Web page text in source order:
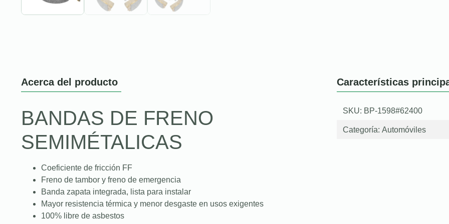
Acerca del producto
BANDAS DE FRENO
SEMIMÉTALICAS
Coeficiente de fricción FF
Freno de tambor y freno de emergencia
Banda zapata integrada, lista para instalar
Mayor resistencia térmica y menor desgaste en usos exigentes
100% libre de asbestos
Características
SKU: BP-1598#62400
Categoría: Automóviles